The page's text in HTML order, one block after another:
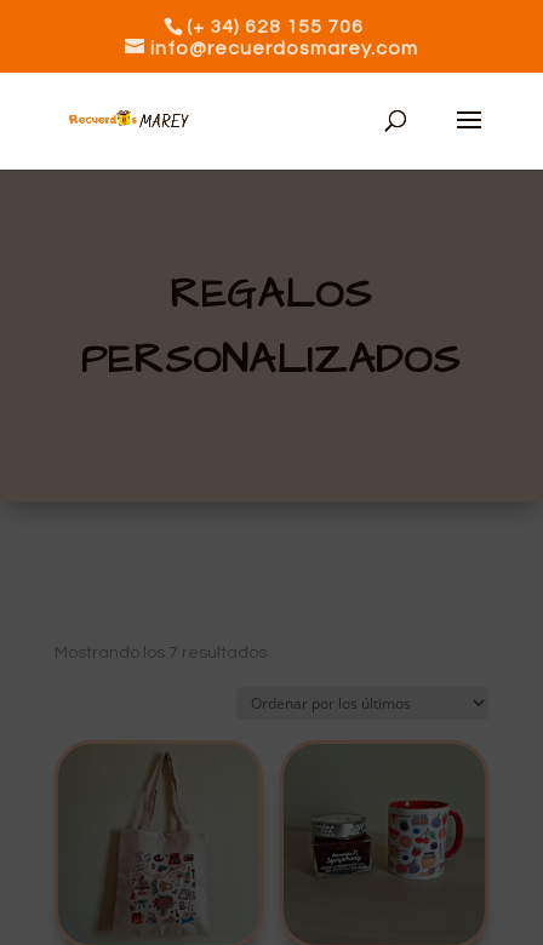
(+ 34) 628 155 706
info@recuerdosmarey.com
REGALOS
PERSONALIZADOS
Mostrando los 7 resultadosOrdenado
últimos